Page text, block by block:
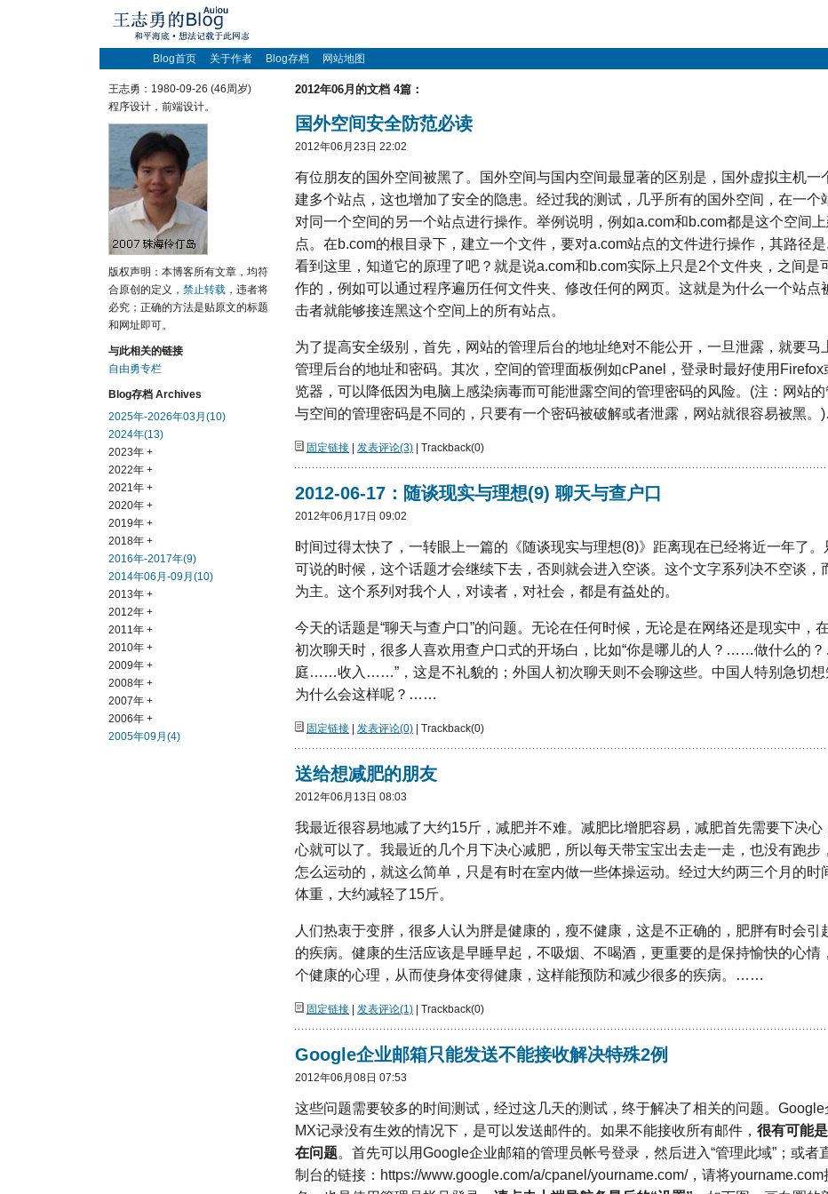
Blog首页 关于作者 Blog存档 网站地图
2012年06月的文档 4篇：
国外空间安全防范必读
2012年06月23日 22:02
有位朋友的国外空间被黑了。国外空间与国内空间最显著的区别是，国外虚拟主机一
建多个站点，这也增加了安全的隐患。经过我的测试，几乎所有的国外空间，在一个
对同一个空间的另一个站点进行操作。举例说明，例如a.com和b.com都是这个空间
点。在b.com的根目录下，建立一个文件，要对a.com站点的文件进行操作，其路径
看到这里，知道它的原理了吧？就是说a.com和b.com实际上只是2个文件夹，之间是
作的，例如可以通过程序遍历任何文件夹、修改任何的网页。这就是为什么一个站点
击者就能够接连黑这个空间上的所有站点。
为了提高安全级别，首先，网站的管理后台的地址绝对不能公开，一旦泄露，就要马
管理后台的地址和密码。其次，空间的管理面板例如cPanel，登录时最好使用Firefox
览器，可以降低因为电脑上感染病毒而可能泄露空间的管理密码的风险。(注：网站的
与空间的管理密码是不同的，只要有一个密码被破解或者泄露，网站就很容易被黑
固定链接 发表评论(3) | Trackback(0)
2012-06-17：随谈现实与理想(9) 聊天与查户口
2012年06月17日 09:02
时间过得太快了，一转眼上一篇的《随谈现实与理想(8)》距离现在已经将近一年了。
可说的时候，这个话题才会继续下去，否则就会进入空谈。这个文字系列决不空谈，
为主。这个系列对我个人，对读者，对社会，都是有益处的。
今天的话题是“聊天与查户口”的问题。无论在任何时候，无论是在网络还是现实中，
初次聊天时，很多人喜欢用查户口式的开场白，比如“你是哪儿的人？……做什么的
庭……收入……”，这是不礼貌的；外国人初次聊天则不会聊这些。中国人特别急切想
为什么会这样呢？……
固定链接 发表评论(0) | Trackback(0)
送给想减肥的朋友
2012年06月13日 08:03
我最近很容易地减了大约15斤，减肥并不难。减肥比增肥容易，减肥首先需要下决心
心就可以了。我最近的几个月下决心减肥，所以每天带宝宝出去走一走，也没有跑步
怎么运动的，就这么简单，只是有时在室内做一些体操运动。经过大约两三个月的时
体重，大约减轻了15斤。
人们热衷于变胖，很多人认为胖是健康的，瘦不健康，这是不正确的，肥胖有时会引
的疾病。健康的生活应该是早睡早起，不吸烟、不喝酒，更重要的是保持愉快的心情
个健康的心理，从而使身体变得健康，这样能预防和减少很多的疾病。……
固定链接 发表评论(1) | Trackback(0)
Google企业邮箱只能发送不能接收解决特殊2例
2012年06月08日 07:53
这些问题需要较多的时间测试，经过这几天的测试，终于解决了相关的问题。Google
MX记录没有生效的情况下，是可以发送邮件的。如果不能接收所有邮件， 很有可能
在问题。首先可以用Google企业邮箱的管理员帐号登录，然后进入“管理此域”；或者
制台的链接：https://www.google.com/a/cpanel/yourname.com/，请将yourname.com
王志勇：1980-09-26 (46周岁)
程序设计，前端设计。
版权声明：本博客所有文章，均符
合原创的定义， 禁止转载 ，违者将
必究；正确的方法是贴原文的标题
和网址即可。
与此相关的链接
自由勇专栏
Blog存档 Archives
2025年-2026年03月(10)
2024年(13)
2023年 +
2022年 +
2021年 +
2020年 +
2019年 +
2018年 +
2016年-2017年(9)
2014年06月-09月(10)
2013年 +
2012年 +
2011年 +
2010年 +
2009年 +
2008年 +
2007年 +
2006年 +
2005年09月(4)